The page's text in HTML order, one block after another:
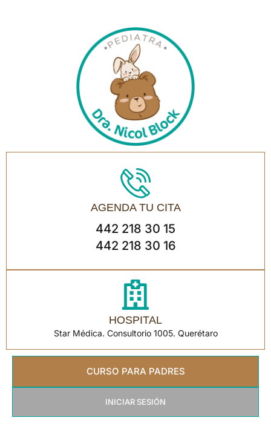
AGENDA TU CITA
442 218 30 15
442 218 30 16
HOSPITAL
Star Médica. Consultorio 1005. Querétaro
CURSO PARA PADRES
INICIAR SESIÓN